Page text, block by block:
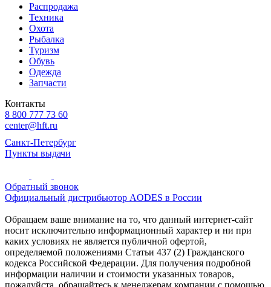
Распродажа
Техника
Охота
Рыбалка
Туризм
Обувь
Одежда
Запчасти
Контакты
8 800 777 73 60
center@hft.ru
Санкт-Петербург
Пункты выдачи
Обратный звонок
Официальный дистрибьютор AODES в России
Обращаем ваше внимание на то, что данный интернет-сайт
носит исключительно информационный характер и ни при
каких условиях не является публичной офертой,
определяемой положениями Статьи 437 (2) Гражданского
кодекса Российской Федерации. Для получения подробной
информации наличии и стоимости указанных товаров,
пожалуйста, обращайтесь к менеджерам компании с помощью